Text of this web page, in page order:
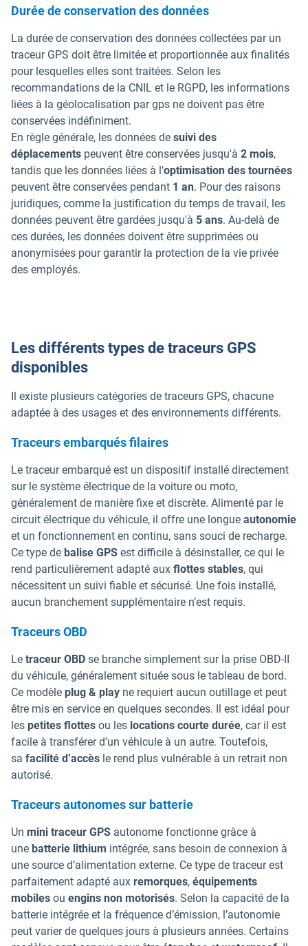
Durée de conservation des données
La durée de conservation des données collectées par un
traceur GPS doit être limitée et proportionnée aux finalités
pour lesquelles elles sont traitées. Selon les
recommandations de la CNIL et le RGPD, les informations
liées à la géolocalisation par gps ne doivent pas être
conservées indéfiniment.
En règle générale, les données de suivi des
déplacements peuvent être conservées jusqu'à 2 mois,
tandis que les données liées à l'optimisation des tournées
peuvent être conservées pendant 1 an. Pour des raisons
juridiques, comme la justification du temps de travail, les
données peuvent être gardées jusqu'à 5 ans. Au-delà de
ces durées, les données doivent être supprimées ou
anonymisées pour garantir la protection de la vie privée
des employés.
Les différents types de traceurs GPS
disponibles
Il existe plusieurs catégories de traceurs GPS, chacune
adaptée à des usages et des environnements différents.
Traceurs embarqués filaires
Le traceur embarqué est un dispositif installé directement
sur le système électrique de la voiture ou moto,
généralement de manière fixe et discrète. Alimenté par le
circuit électrique du véhicule, il offre une longue autonomie
et un fonctionnement en continu, sans souci de recharge.
Ce type de balise GPS est difficile à désinstaller, ce qui le
rend particulièrement adapté aux flottes stables, qui
nécessitent un suivi fiable et sécurisé. Une fois installé,
aucun branchement supplémentaire n’est requis.
Traceurs OBD
Le traceur OBD se branche simplement sur la prise OBD-II
du véhicule, généralement située sous le tableau de bord.
Ce modèle plug & play ne requiert aucun outillage et peut
être mis en service en quelques secondes. Il est idéal pour
les petites flottes ou les locations courte durée, car il est
facile à transférer d’un véhicule à un autre. Toutefois,
sa facilité d’accès le rend plus vulnérable à un retrait non
autorisé.
Traceurs autonomes sur batterie
Un mini traceur GPS autonome fonctionne grâce à
une batterie lithium intégrée, sans besoin de connexion à
une source d’alimentation externe. Ce type de traceur est
parfaitement adapté aux remorques, équipements
mobiles ou engins non motorisés. Selon la capacité de la
batterie intégrée et la fréquence d’émission, l’autonomie
peut varier de quelques jours à plusieurs années. Certains